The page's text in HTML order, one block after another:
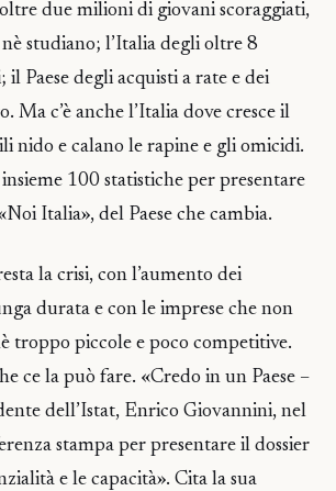
oltre due milioni di giovani scoraggiati,
studiano; l’Italia degli oltre 8
Paese degli acquisti a rate e dei
Ma c’è anche l’Italia dove cresce il
nido e calano le rapine e gli omicidi.
insieme 100 statistiche per presentare
Italia», del Paese che cambia.
la crisi, con l’aumento dei
durata e con le imprese che non
troppo piccole e poco competitive.
ce la può fare. «Credo in un Paese –
dell’Istat, Enrico Giovannini, nel
stampa per presentare il dossier
e le capacità». Cita la sua